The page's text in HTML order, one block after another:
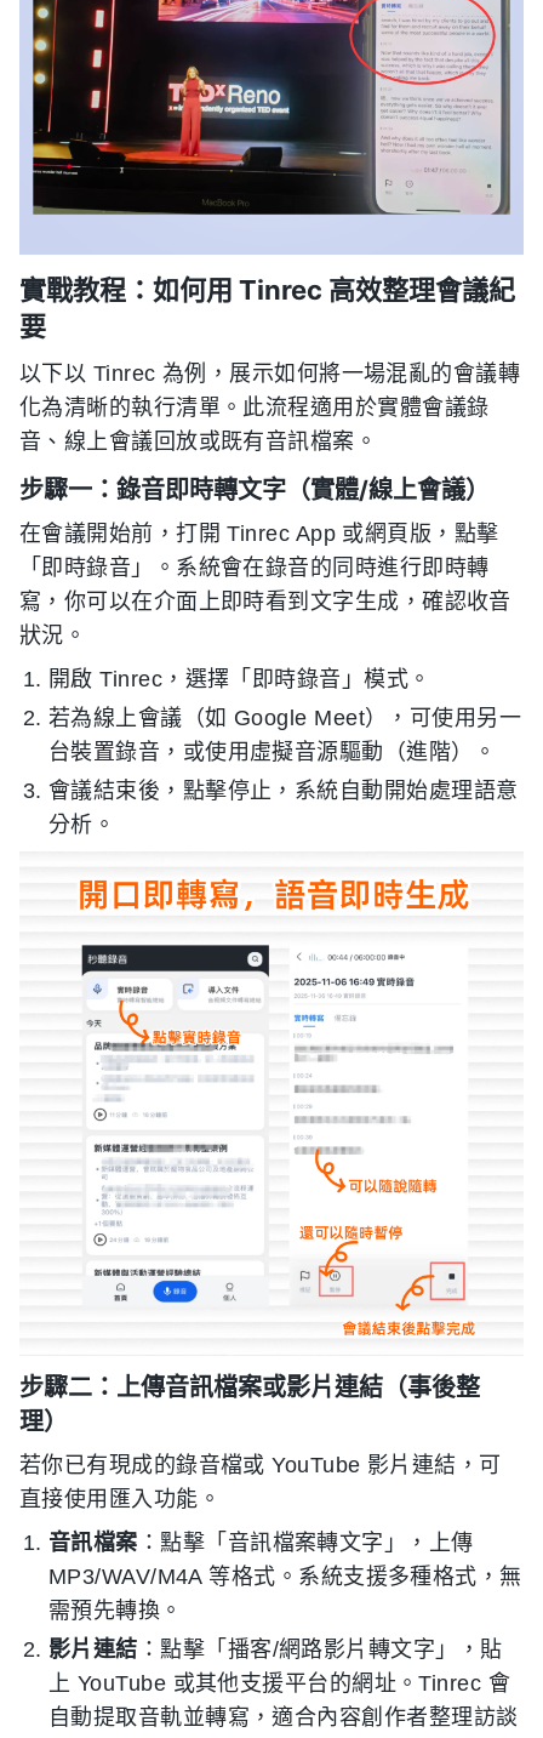
實戰教程：如何用 Tinrec 高效整理會議紀
要
以下以 Tinrec 為例，展示如何將一場混亂的會議轉
化為清晰的執行清單。此流程適用於實體會議錄
音、線上會議回放或既有音訊檔案。
步驟一：錄音即時轉文字（實體/線上會議）
在會議開始前，打開 Tinrec App 或網頁版，點擊
「即時錄音」。系統會在錄音的同時進行即時轉
寫，你可以在介面上即時看到文字生成，確認收音
狀況。
開啟 Tinrec，選擇「即時錄音」模式。
若為線上會議（如 Google Meet），可使用另一
台裝置錄音，或使用虛擬音源驅動（進階）。
會議結束後，點擊停止，系統自動開始處理語意
分析。
步驟二：上傳音訊檔案或影片連結（事後整
理）
若你已有現成的錄音檔或 YouTube 影片連結，可
直接使用匯入功能。
音訊檔案 ：點擊「音訊檔案轉文字」，上傳
MP3/WAV/M4A 等格式。系統支援多種格式，無
需預先轉換。
影片連結 ：點擊「播客/網路影片轉文字」，貼
上 YouTube 或其他支援平台的網址。Tinrec 會
自動提取音軌並轉寫，適合內容創作者整理訪談